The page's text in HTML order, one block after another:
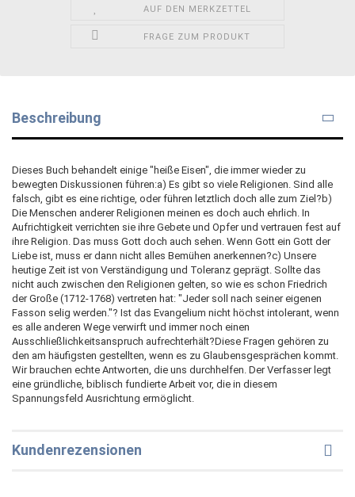
AUF DEN MERKZETTEL
FRAGE ZUM PRODUKT
Beschreibung
Dieses Buch behandelt einige "heiße Eisen", die immer wieder zu
bewegten Diskussionen führen:a) Es gibt so viele Religionen. Sind alle
falsch, gibt es eine richtige, oder führen letztlich doch alle zum Ziel?b)
Die Menschen anderer Religionen meinen es doch auch ehrlich. In
Aufrichtigkeit verrichten sie ihre Gebete und Opfer und vertrauen fest auf
ihre Religion. Das muss Gott doch auch sehen. Wenn Gott ein Gott der
Liebe ist, muss er dann nicht alles Bemühen anerkennen?c) Unsere
heutige Zeit ist von Verständigung und Toleranz geprägt. Sollte das
nicht auch zwischen den Religionen gelten, so wie es schon Friedrich
der Große (1712-1768) vertreten hat: "Jeder soll nach seiner eigenen
Fasson selig werden."? Ist das Evangelium nicht höchst intolerant, wenn
es alle anderen Wege verwirft und immer noch einen
Ausschließlichkeitsanspruch aufrechterhält?Diese Fragen gehören zu
den am häufigsten gestellten, wenn es zu Glaubensgesprächen kommt.
Wir brauchen echte Antworten, die uns durchhelfen. Der Verfasser legt
eine gründliche, biblisch fundierte Arbeit vor, die in diesem
Spannungsfeld Ausrichtung ermöglicht.
Kundenrezensionen